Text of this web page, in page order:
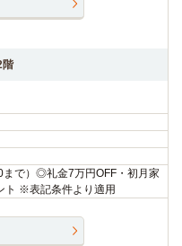
階
で）◎礼金7万円OFF・初月家
ト ※表記条件より適用